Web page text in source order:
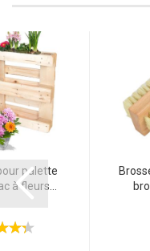
palette
à fleurs...